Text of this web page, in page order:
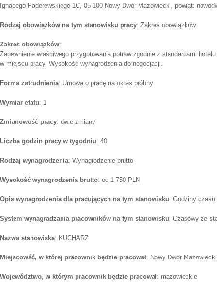
Ignacego Paderewskiego 1C, 05-100 Nowy Dwór Mazowiecki, powiat:
Rodzaj obowiązków na tym stanowisku pracy: Zakres obowiązków
Zakres obowiązków:
Zapewnienie właściwego przygotowania potraw zgodnie z standardami
w miejscu pracy. Wysokość wynagrodzenia do negocjacji.
Forma zatrudnienia: Umowa o pracę na okres próbny
Wymiar etatu: 1
Zmianowość pracy: dwie zmiany
Liczba godzin pracy w tygodniu: 40
Rodzaj wynagrodzenia: Wynagrodzenie brutto
Wysokość wynagrodzenia brutto: od 1 750 PLN
Opis wynagrodzenia dla pracujących na tym stanowisku: Godziny czasu
System wynagradzania pracowników na tym stanowisku: Czasowy ze
Nazwa stanowiska: KUCHARZ
Miejscowść, w której pracownik będzie pracował: Nowy Dwór Mazowiecki
Województwo, w którym pracownik będzie pracował: mazowieckie